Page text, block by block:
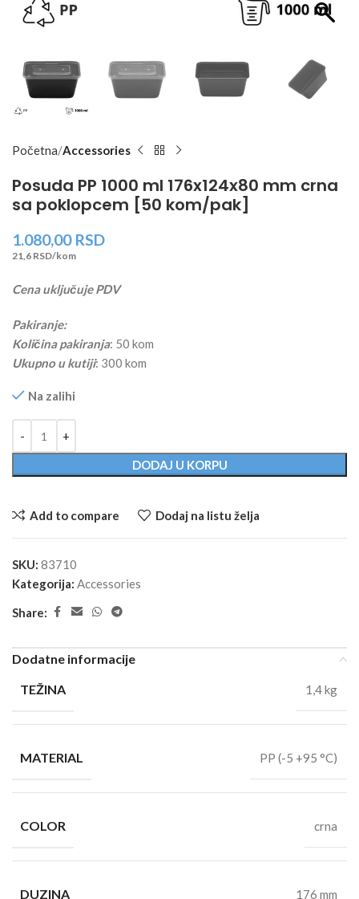
Početna Accessories
Posuda PP 1000 ml 176x124x80 mm crna
sa poklopcem [50 kom/pak]
1.080,00 RSD
21,6 RSD/kom
Cena uključuje PDV
Pakiranje:
Količina pakiranja: 50 kom
Ukupno u kutiji: 300 kom
Na zalihi
DODAJ U KORPU
Add to compare Dodaj na listu želja
SKU: 83710
Kategorija: Accessories
Share:
Dodatne informacije
TEŽINA
1,4 kg
MATERIAL PP (-5 +95 °C)
COLOR crna
DUZINA 176 mm